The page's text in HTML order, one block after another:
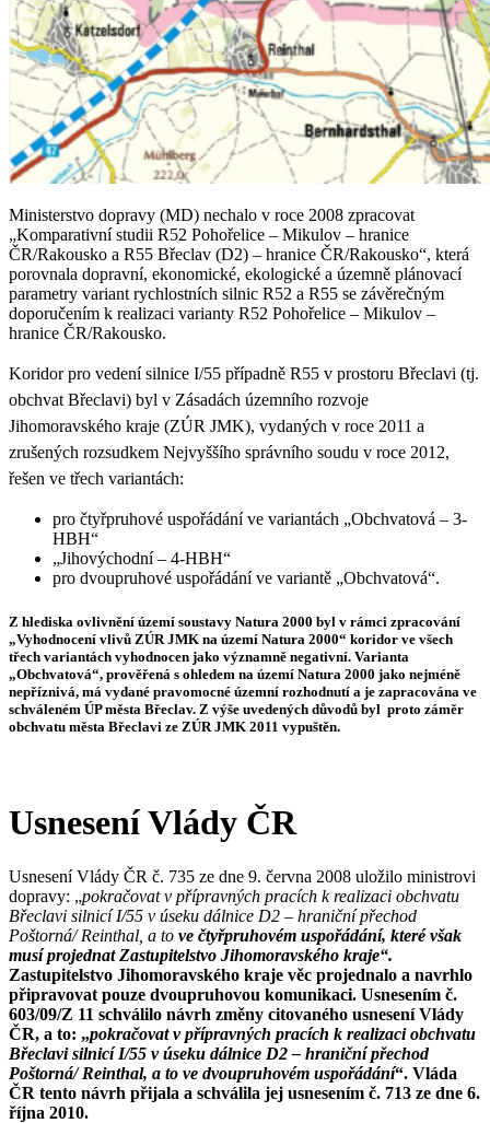
Ministerstvo dopravy (MD) nechalo v roce 2008 zpracovat
„Komparativní studii R52 Pohořelice – Mikulov – hranice
ČR/Rakousko a R55 Břeclav (D2) – hranice ČR/Rakousko“, která
porovnala dopravní, ekonomické, ekologické a územně plánovací
parametry variant rychlostních silnic R52 a R55 se závěrečným
doporučením k realizaci varianty R52 Pohořelice – Mikulov –
hranice ČR/Rakousko.
Koridor pro vedení silnice I/55 případně R55 v prostoru Břeclavi (tj.
obchvat Břeclavi) byl v Zásadách územního rozvoje
Jihomoravského kraje (ZÚR JMK), vydaných v roce 2011 a
zrušených rozsudkem Nejvyššího správního soudu v roce 2012,
řešen ve třech variantách:
pro čtyřpruhové uspořádání ve variantách „Obchvatová – 3-
HBH“
„Jihovýchodní – 4-HBH“
pro dvoupruhové uspořádání ve variantě „Obchvatová“.
Z hlediska ovlivnění území soustavy Natura 2000 byl v rámci zpracování
„Vyhodnocení vlivů ZÚR JMK na území Natura 2000“ koridor ve všech
třech variantách vyhodnocen jako významně negativní. Varianta
„Obchvatová“, prověřená s ohledem na území Natura 2000 jako nejméně
nepříznivá, má vydané pravomocné územní rozhodnutí a je zapracována ve
schváleném ÚP města Břeclav. Z výše uvedených důvodů byl proto záměr
obchvatu města Břeclavi ze ZÚR JMK 2011 vypuštěn.
Usnesení Vlády ČR
Usnesení Vlády ČR č. 735 ze dne 9. června 2008 uložilo ministrovi
dopravy: „pokračovat v přípravných pracích k realizaci obchvatu
Břeclavi silnicí I/55 v úseku dálnice D2 – hraniční přechod
Poštorná/ Reinthal, a to ve čtyřpruhovém uspořádání, které však
musí projednat Zastupitelstvo Jihomoravského kraje“.
Zastupitelstvo Jihomoravského kraje věc projednalo a navrhlo
připravovat pouze dvoupruhovou komunikaci. Usnesením č.
603/09/Z 11 schválilo návrh změny citovaného usnesení Vlády
ČR, a to: „pokračovat v přípravných pracích k realizaci obchvatu
Břeclavi silnicí I/55 v úseku dálnice D2 – hraniční přechod
Poštorná/ Reinthal, a to ve dvoupruhovém uspořádání“. Vláda
ČR tento návrh přijala a schválila jej usnesením č. 713 ze dne 6.
října 2010.